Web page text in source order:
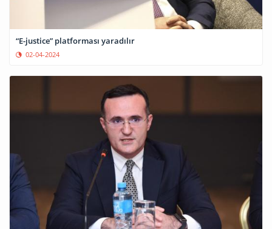
“E-justice” platforması yaradılır
02-04-2024